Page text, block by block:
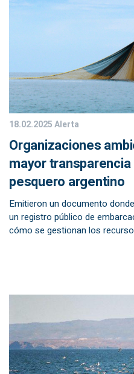
18.02.2025Alerta
Organizaciones
mayor
pesquero argentino
Emitieron un documento
un registro público de
cómo se gestionan los